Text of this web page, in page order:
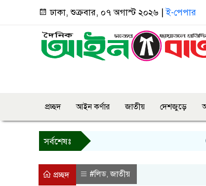
ঢাকা, শুক্রবার, ০৭ অগাস্ট ২০২৬ |ই-পেপার
প্রচ্ছদ আইন কর্ণার জাতীয় দেশজুড়ে
সর্বশেষঃ
প্রচ্ছদ #লিড,জাতীয়